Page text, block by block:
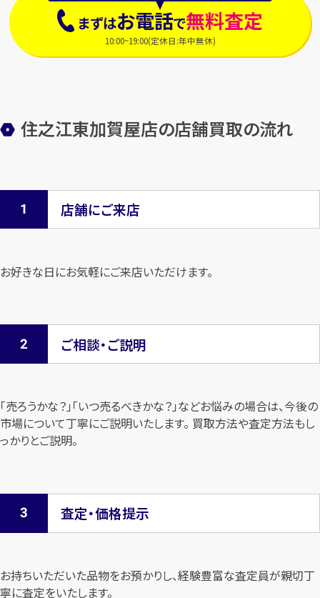
まずはお電話で無料査定
10:00~19:00(定休日:年中無休)
住之江東加賀屋店の店舗買取の流れ
店舗にご来店
お好きな日にお気軽にご来店いただけます。
ご相談・ご説明
「売ろうかな？」「いつ売るべきかな？」などお悩みの場合は、今後の
市場について丁寧にご説明いたします。 買取方法や査定方法もし
っかりとご説明。
査定・価格提示
お持ちいただいた品物をお預かりし、経験豊富な査定員が親切丁
寧に査定をいたします。